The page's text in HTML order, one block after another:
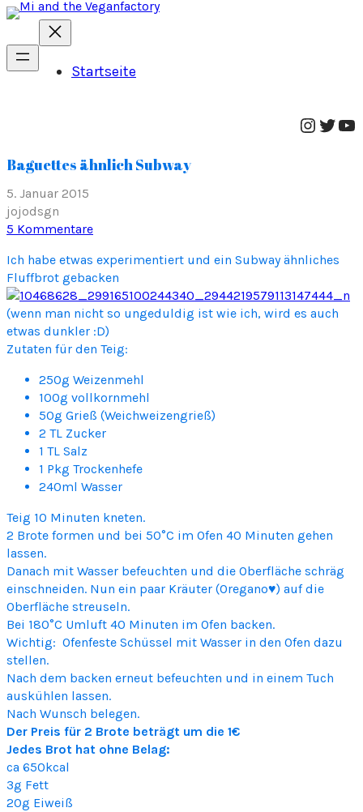
Startseite
Baguettes ähnlich Subway
5. Januar 2015
jojodsgn
5 Kommentarezu
ähnlich
Subway
Ich habe etwas experimentiert und ein Subway ähnliches
Fluffbrot gebacken
(wenn man nicht so ungeduldig ist wie ich, wird es auch
etwas dunkler :D)
Zutaten für den Teig:
250g Weizenmehl
100g vollkornmehl
50g Grieß (Weichweizengrieß)
2 TL Zucker
1 TL Salz
1 Pkg Trockenhefe
240ml Wasser
Teig 10 Minuten kneten.
2 Brote formen und bei 50°C im Ofen 40 Minuten gehen
lassen.
Danach mit Wasser befeuchten und die Oberfläche schräg
einschneiden. Nun ein paar Kräuter (Oregano♥) auf die
Oberfläche streuseln.
Bei 180°C Umluft 40 Minuten im Ofen backen.
Wichtig: Ofenfeste Schüssel mit Wasser in den Ofen dazu
stellen.
Nach dem backen erneut befeuchten und in einem Tuch
auskühlen lassen.
Nach Wunsch belegen.
Der Preis für 2 Brote beträgt um die 1€
Jedes Brot hat ohne Belag:
ca 650kcal
3g Fett
20g Eiweiß